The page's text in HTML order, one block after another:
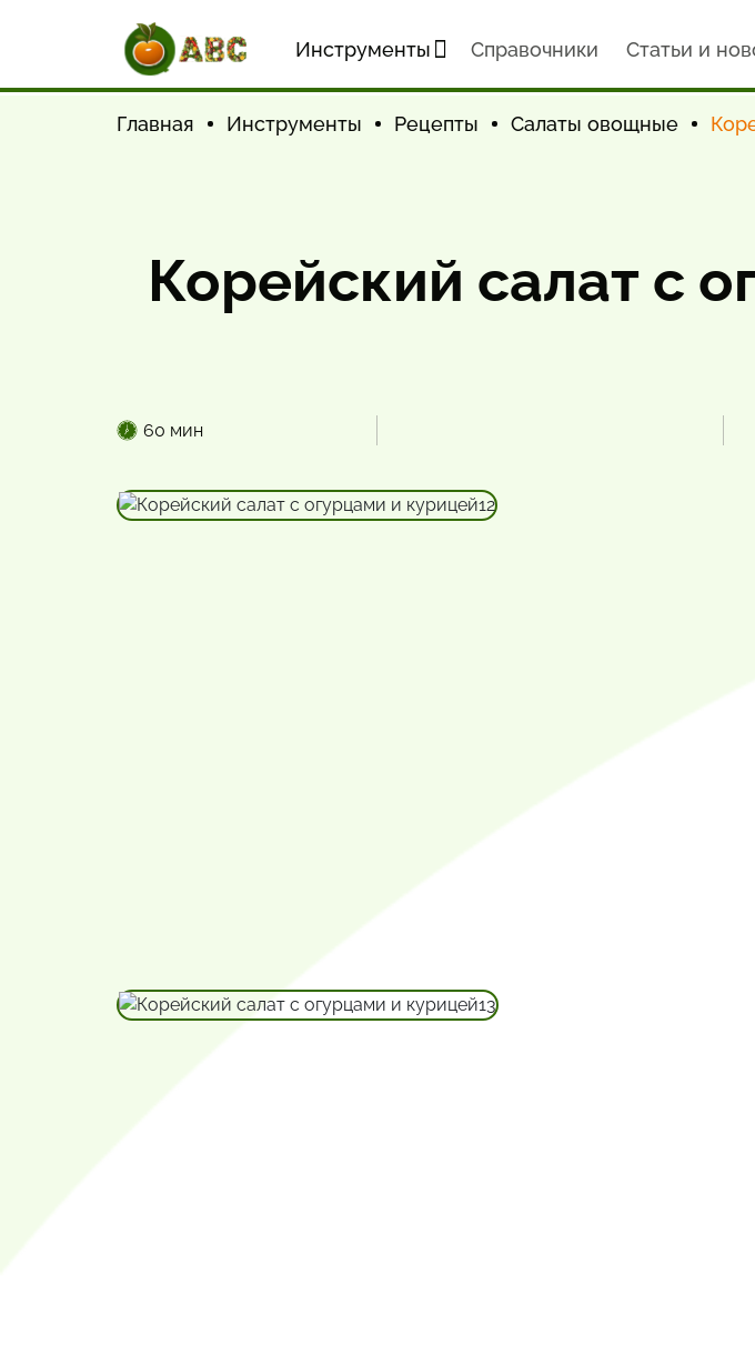
Инструменты Cправочники Статьи и
Главная Инструменты Рецепты Салаты овощные
Корейский салат с
60 мин